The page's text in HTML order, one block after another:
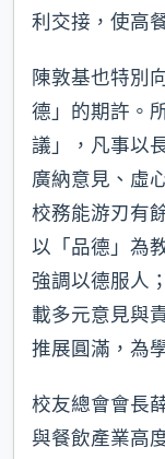
利交接，使高
陳敦基也特別
德」的期許。
議」，凡事以
廣納意見、虛
校務能游刃有
以「品德」為
強調以德服人
載多元意見與
推展圓滿，為
校友總會會長
與餐飲產業高